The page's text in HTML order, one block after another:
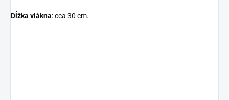
Dĺžka vlákna: cca 30 cm.